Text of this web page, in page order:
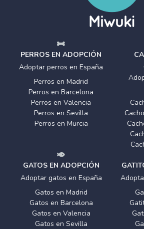
PERROS EN ADOPCIÓN
Adoptar perros en España
Perros en Madrid
Perros en Barcelona
Perros en Valencia
Perros en Sevilla
Perros en Murcia
GATOS EN ADOPCIÓN
Adoptar gatos en España
Gatos en Madrid
Gatos en Barcelona
Gatos en Valencia
Gatos en Sevilla